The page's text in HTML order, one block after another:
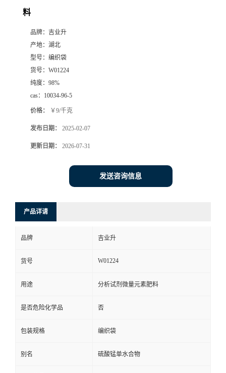
料
品牌： 吉业升
产地： 湖北
型号： 编织袋
货号： W01224
纯度： 98%
cas： 10034-96-5
价格： ￥9/千克
发布日期： 2025-02-07
更新日期： 2026-07-31
发送咨询信息
产品详请
品牌 吉业升
货号 W01224
用途 分析试剂微量元素肥料
是否危险化学品 否
包装规格 编织袋
别名 硫酸锰单水合物